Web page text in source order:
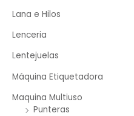
Lana e Hilos
Lenceria
Lentejuelas
Máquina Etiquetadora
Maquina Multiuso
Punteras